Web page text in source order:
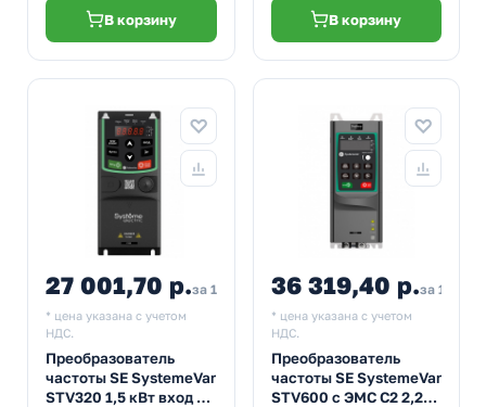
В корзину В корзину
27 001,70 р.за 1 шт
* цена указана с учетом
НДС.
Преобразователь
частоты SE SystemeVar
STV320 1,5 кВт вход 5А
36 319,40 р.за 1 шт
* цена указана с учетом
НДС.
Преобразователь
частоты SE SystemeVar
STV600 с ЭМС C2 2,2